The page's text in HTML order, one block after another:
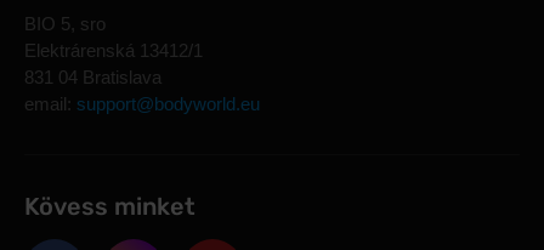
BIO 5, sro
Elektrárenská 13412/1
831 04 Bratislava
email: support@bodyworld.eu
Kövess minket